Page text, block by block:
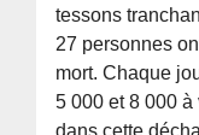
tessons
27 personnes
mort. Chaque
5 000 et 8 000